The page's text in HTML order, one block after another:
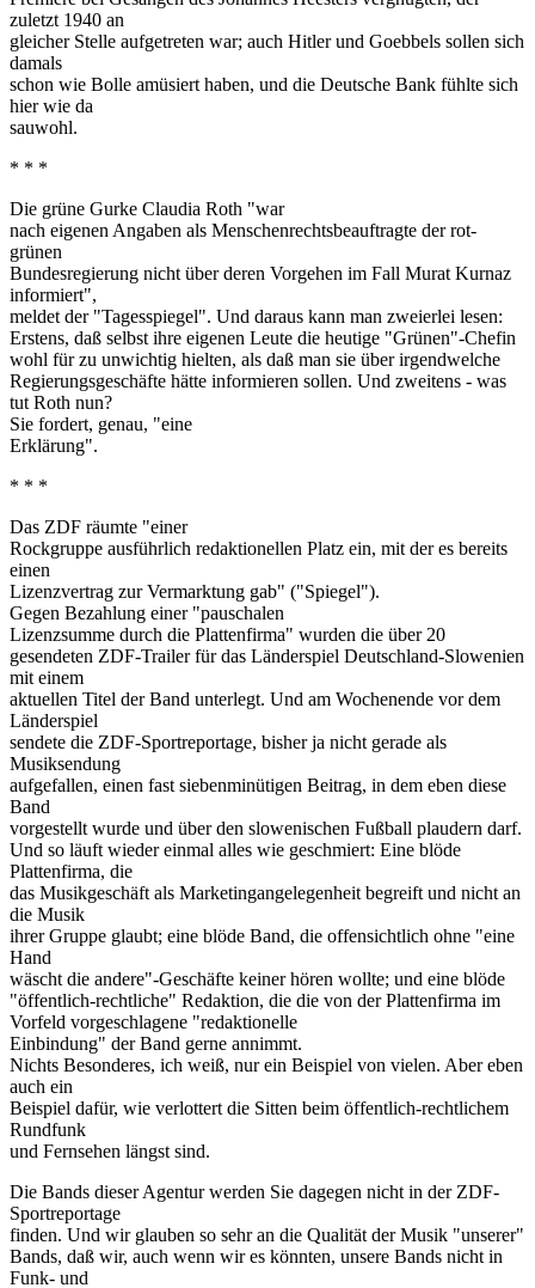
zuletzt 1940 an
gleicher Stelle aufgetreten war; auch Hitler und Goebbels sollen sich
damals
schon wie Bolle amüsiert haben, und die Deutsche Bank fühlte sich
hier wie da
sauwohl.
* * *
Die grüne Gurke Claudia Roth "war
nach eigenen Angaben als Menschenrechtsbeauftragte der rot-
grünen
Bundesregierung nicht über deren Vorgehen im Fall Murat Kurnaz
informiert",
meldet der "Tagesspiegel". Und daraus kann man zweierlei lesen:
Erstens, daß selbst ihre eigenen Leute die heutige "Grünen"-Chefin
wohl für zu unwichtig hielten, als daß man sie über irgendwelche
Regierungsgeschäfte hätte informieren sollen. Und zweitens - was
tut Roth nun?
Sie fordert, genau, "eine
Erklärung".
* * *
Das ZDF räumte "einer
Rockgruppe ausführlich redaktionellen Platz ein, mit der es bereits
einen
Lizenzvertrag zur Vermarktung gab" ("Spiegel").
Gegen Bezahlung einer "pauschalen
Lizenzsumme durch die Plattenfirma" wurden die über 20
gesendeten ZDF-Trailer für das Länderspiel Deutschland-Slowenien
mit einem
aktuellen Titel der Band unterlegt. Und am Wochenende vor dem
Länderspiel
sendete die ZDF-Sportreportage, bisher ja nicht gerade als
Musiksendung
aufgefallen, einen fast siebenminütigen Beitrag, in dem eben diese
Band
vorgestellt wurde und über den slowenischen Fußball plaudern darf.
Und so läuft wieder einmal alles wie geschmiert: Eine blöde
Plattenfirma, die
das Musikgeschäft als Marketingangelegenheit begreift und nicht an
die Musik
ihrer Gruppe glaubt; eine blöde Band, die offensichtlich ohne "eine
Hand
wäscht die andere"-Geschäfte keiner hören wollte; und eine blöde
"öffentlich-rechtliche" Redaktion, die die von der Plattenfirma im
Vorfeld vorgeschlagene "redaktionelle
Einbindung" der Band gerne annimmt.
Nichts Besonderes, ich weiß, nur ein Beispiel von vielen. Aber eben
auch ein
Beispiel dafür, wie verlottert die Sitten beim öffentlich-rechtlichem
Rundfunk
und Fernsehen längst sind.
Die Bands dieser Agentur werden Sie dagegen nicht in der ZDF-
Sportreportage
finden. Und wir glauben so sehr an die Qualität der Musik "unserer"
Bands, daß wir, auch wenn wir es könnten, unsere Bands nicht in
Funk- und